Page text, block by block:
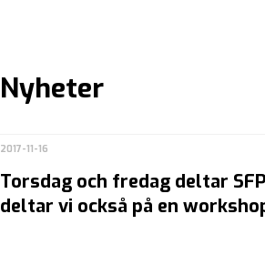
Nyheter
2017-11-16
Torsdag och fredag deltar
deltar vi också på en